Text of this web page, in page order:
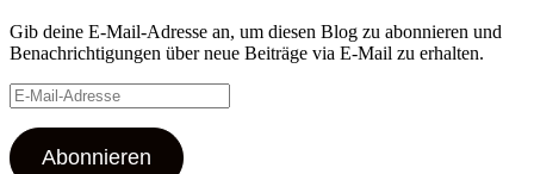
Gib deine E-Mail-Adresse an, um diesen Blog zu abonnieren und
Benachrichtigungen über neue Beiträge via E-Mail zu erhalten.
E-
Mail-
Adresse
Abonnieren